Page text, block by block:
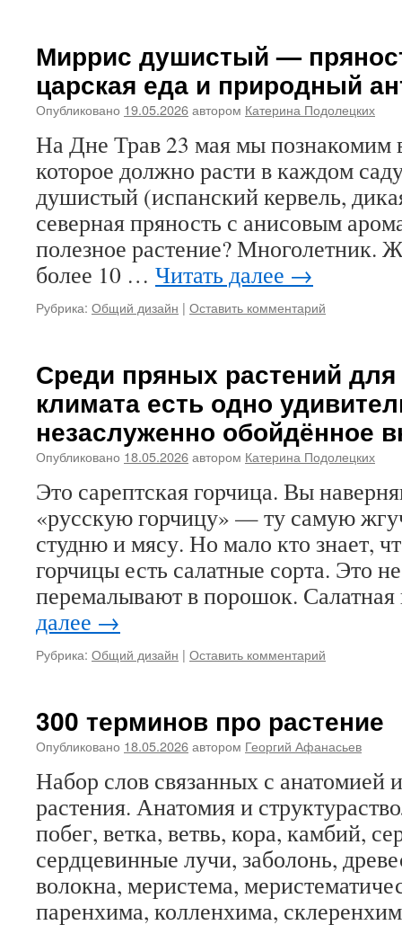
Миррис душистый —
царская еда и природный
Опубликовано 19.05.2026автором Катерина Подолецких
На Дне Трав 23 мая мы познакомим
которое должно расти в каждом
душистый (испанский кервель,
северная пряность с анисовым
полезное растение? Многолетник.
более 10 … Читать далее →
Рубрика: Общий дизайн | Оставить комментарий
Среди пряных растений для
климата есть одно
незаслуженно обойдённое
Опубликовано 18.05.2026автором Катерина Подолецких
Это сарептская горчица. Вы
«русскую горчицу» — ту самую
студню и мясу. Но мало кто знает,
горчицы есть салатные сорта. Это
перемалывают в порошок.
далее →
Рубрика: Общий дизайн | Оставить комментарий
300 терминов про растение
Опубликовано 18.05.2026автором Георгий Афанасьев
Набор слов связанных с анатомией
растения. Анатомия и
побег, ветка, ветвь, кора, камбий,
сердцевинные лучи, заболонь,
волокна, меристема,
паренхима, колленхима,